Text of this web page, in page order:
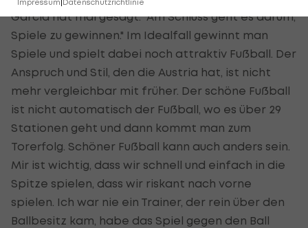
Garcia hat mal gesagt: "Am Schluss geht es darum,
Spiele zu gewinnen." Im Idealfall gewinnt man
Spiele und spielt dabei noch attraktiv Fußball. Der
Anspruch und Stil, den die Austria hat, ist nicht
mehr vergleichbar mit früher. Der schöne Fußball
ist nicht automatisch der Fußball, wo es über 29
Stationen geht und dann kommt man zum
Torerfolg. Schöner Fußball kann auch anders sein.
Mir ist wichtig, dass wir schnell und einfach in die
Spitze spielen, dass wir riskant nach vorne
spielen. Ich war nie ein Trainer, der rein über den
Ballbesitz kam, habe das Spiel gegen den Ball